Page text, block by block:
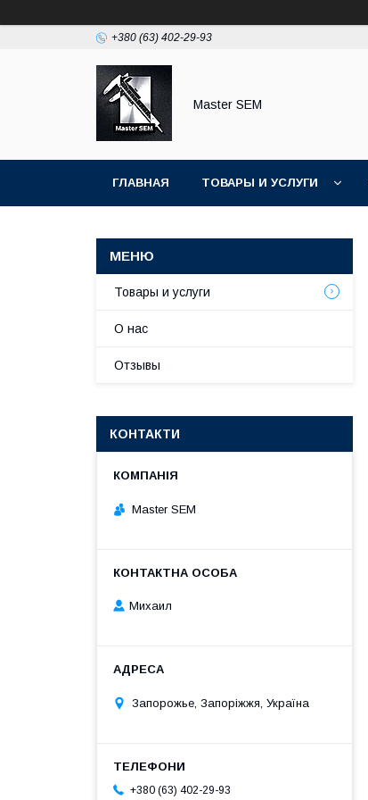
+380 (63) 402-29-93
Master SEM
ГЛАВНАЯ ТОВАРЫ И УСЛУГИ
Товары и услуги
О нас
Отзывы
КОНТАКТИ
Master SEM
Михаил
Запорожье, Запоріжжя, Україна
+380 (63) 402-29-93